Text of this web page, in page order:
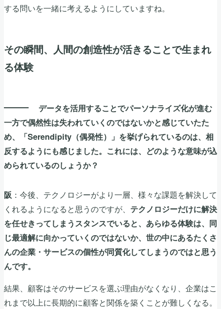
する問いを一緒に考えるようにしていますね。
その瞬間、人間の創造性が活きることで生まれ
る体験
データを活用することでパーソナライズ化が進む
一方で偶然性は失われていくのではないかと感じていたた
め、「Serendipity（偶発性）」を挙げられているのは、相
反するようにも感じました。これには、どのような意味が込
められているのしょうか？
阪 ：今後、テクノロジーがより一層、様々な課題を解決して
くれるようになると思うのですが、 テクノロジーだけに解決
を任せきってしまうスタンスでいると、あらゆる体験は、同
じ最適解に向かっていくのではないか、世の中にあるたくさ
んの企業・サービスの個性が同質化してしまうのではと思う
んです。
結果、顧客はそのサービスを選ぶ理由がなくなり、企業はこ
れまで以上に長期的に顧客と関係を築くことが難しくなる。